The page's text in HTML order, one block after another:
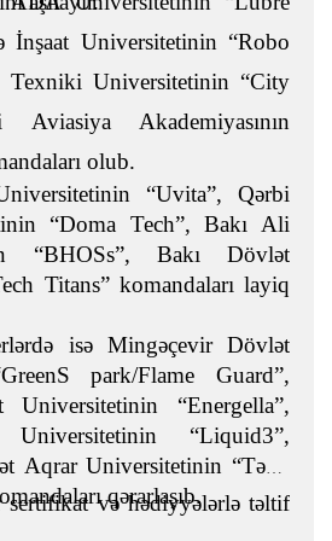
İnşaat Universitetinin “Robo
Texniki Universitetinin “City
Akademiyasının
olub.
“Uvita”, Qərbi
“Doma Tech”, Bakı Ali
“BHOSs”, Bakı Dövlət
Titans” komandaları layiq
isə Mingəçevir Dövlət
park/Flame Guard”,
Universitetinin “Energella”,
“Liquid3”,
Aqrar Universitetinin “Təbii
qərarlaşıb.
sertifikat və hədiyyələrlə təltif